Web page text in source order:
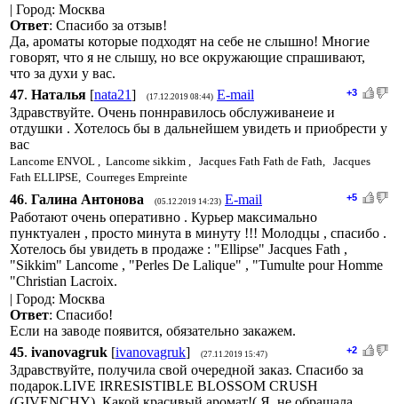
| Город: Москва
Ответ: Спасибо за отзыв!
Да, ароматы которые подходят на себе не слышно! Многие
говорят, что я не слышу, но все окружающие спрашивают,
что за духи у вас.
+3
47. Наталья [nata21] (17.12.2019 08:44) E-mail
Здравствуйте. Очень поннравилось обслуживанеие и
отдушки . Хотелось бы в дальнейшем увидеть и приобрести у
вас
Lancome ENVOL , Lancome sikkim ,
Jacques Fath Fath de Fath, Jacques
Fath ELLIPSE, Courreges Empreinte
+5
46. Галина Антонова (05.12.2019 14:23) E-mail
Работают очень оперативно . Курьер максимально
пунктуален , просто минута в минуту !!! Молодцы , спасибо .
Хотелось бы увидеть в продаже : "Ellipse" Jacques Fath ,
"Sikkim" Lancome , "Perles De Lalique" , "Tumulte pour Homme
"Christian Lacroix.
| Город: Москва
Ответ: Спасибо!
Если на заводе появится, обязательно закажем.
+2
45. ivanovagruk [ivanovagruk] (27.11.2019 15:47)
Здравствуйте, получила свой очередной заказ. Спасибо за
подарок.LIVE IRRESISTIBLE BLOSSOM CRUSH